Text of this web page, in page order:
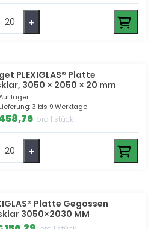
+
PLEXIGLAS® Platte
3050 × 2050 × 20 mm
lager
Lieferung: 3 bis 9 Werktage
pro 1 stück
+
Platte Gegossen
3050×2030 MM